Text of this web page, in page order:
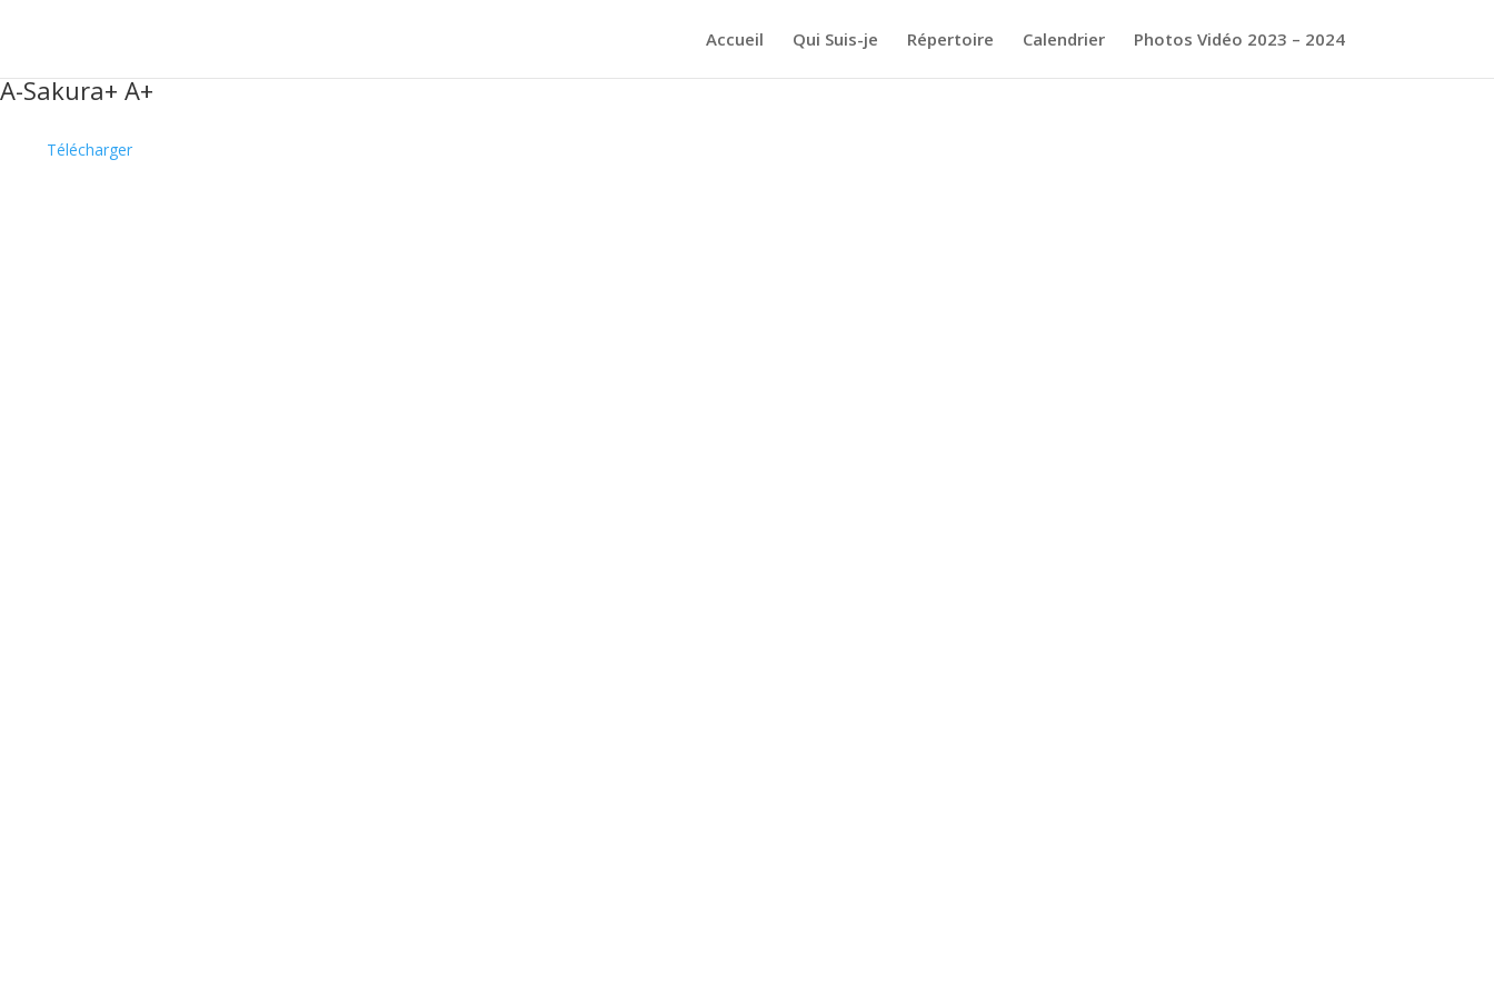
Accueil Qui Suis-je Répertoire Calendrier Photos Vidéo 2023 – 2024
A-Sakura+ A+
Télécharger